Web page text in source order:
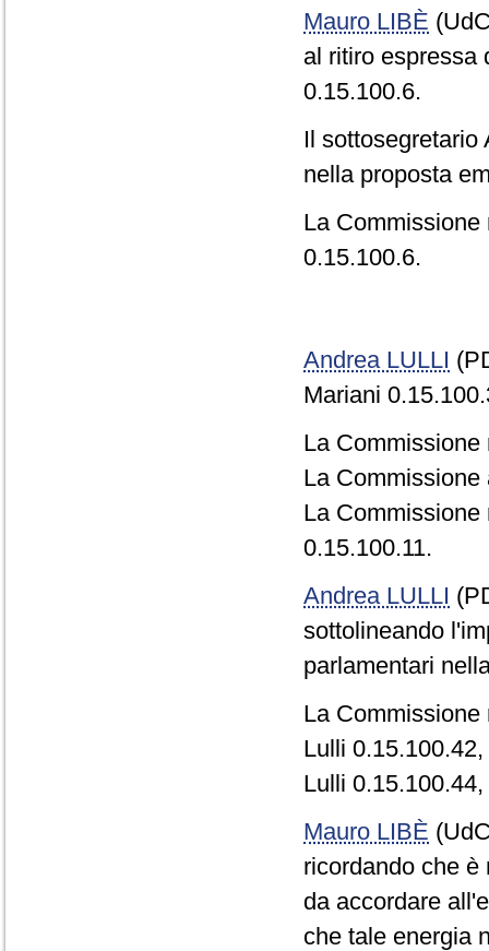
Mauro LIBÈ
al ritiro espressa
0.15.100.6.
Il sottosegretario
nella proposta
La
0.15.100.6.
Andrea LULLI
Mariani
La
La
La
0.15.100.11.
Andrea LULLI
sottolineando
parlamentari
La
Lulli
Lulli
Mauro LIBÈ
ricordando che
da accordare
che tale energia